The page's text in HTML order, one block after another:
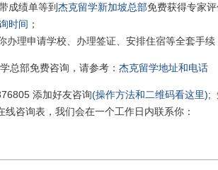
成绩单等到杰克留学新加坡总部免费获得专家评
时间 ；
办理申请学校、办理签证、安排住宿等全套手续
总部免费咨询，请参考： 杰克留学地址和电话
添加好友咨询(操作方法和二维码看这里);
咨询表，我们会在一个工作日内联系你：